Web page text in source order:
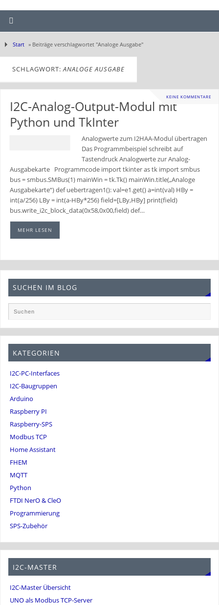
Start » Beiträge verschlagwortet "Analoge Ausgabe"
SCHLAGWORT:ANALOGE AUSGABE
KEINE KOMMENTARE
I2C-Analog-Output-Modul mit
Python und TkInter
Analogwerte zum I2HAA-Modul übertragen
Das Programmbeispiel schreibt auf
Tastendruck Analogwerte zur Analog-
Ausgabekarte Programmcode import tkinter as tk import smbus
bus = smbus.SMBus(1) mainWin = tk.Tk() mainWin.title(„Analoge
Ausgabekarte“) def uebertragen1(): val=e1.get() a=int(val) HBy =
int(a/256) LBy = int(a-HBy*256) field=[LBy,HBy] print(field)
bus.write_i2c_block_data(0x58,0x00,field) def…
MEHR LESEN
SUCHEN IM BLOG
KATEGORIEN
I2C-PC-Interfaces
I2C-Baugruppen
Arduino
Raspberry PI
Raspberry-SPS
Modbus TCP
Home Assistant
FHEM
MQTT
Python
FTDI NerO & CleO
Programmierung
SPS-Zubehör
I2C-MASTER
I2C-Master Übersicht
UNO als Modbus TCP-Server